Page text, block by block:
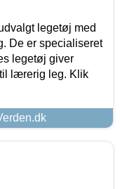
legetøj med
De er specialiseret
legetøj giver
lærerig leg. Klik